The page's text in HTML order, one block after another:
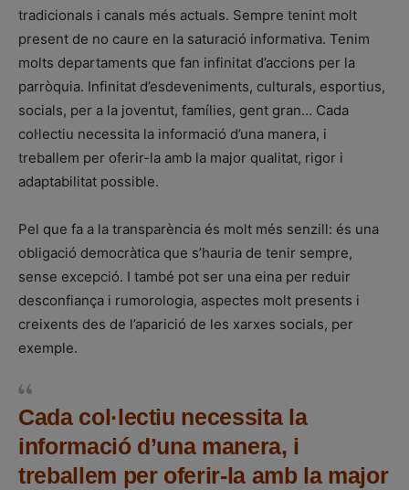
tradicionals i canals més actuals. Sempre tenint molt
present de no caure en la saturació informativa. Tenim
molts departaments que fan infinitat d’accions per la
parròquia. Infinitat d’esdeveniments, culturals, esportius,
socials, per a la joventut, famílies, gent gran… Cada
col·lectiu necessita la informació d’una manera, i
treballem per oferir-la amb la major qualitat, rigor i
adaptabilitat possible.
Pel que fa a la transparència és molt més senzill: és una
obligació democràtica que s’hauria de tenir sempre,
sense excepció. I també pot ser una eina per reduir
desconfiança i rumorologia, aspectes molt presents i
creixents des de l’aparició de les xarxes socials, per
exemple.
Cada col·lectiu necessita la
informació d’una manera, i
treballem per oferir-la amb la major